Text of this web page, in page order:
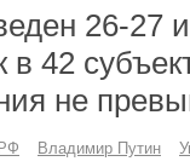
26-27
в 42
не
Владимир Путин